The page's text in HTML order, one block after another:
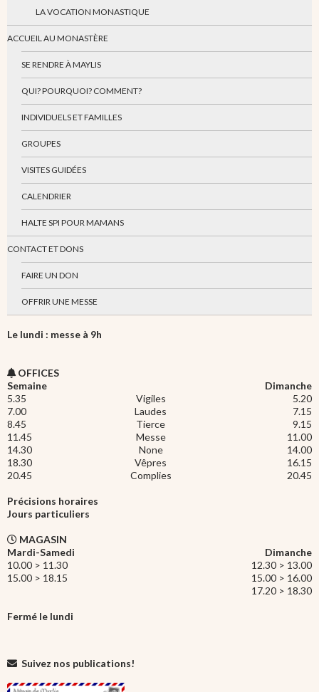
LA VOCATION MONASTIQUE
ACCUEIL AU MONASTÈRE
SE RENDRE À MAYLIS
QUI? POURQUOI? COMMENT?
INDIVIDUELS ET FAMILLES
GROUPES
VISITES GUIDÉES
CALENDRIER
HALTE SPI POUR MAMANS
CONTACT ET DONS
FAIRE UN DON
OFFRIR UNE MESSE
Le lundi : messe à 9h
OFFICES
Semaine
Dimanche
5.35
Vigiles
5.20
7.00
Laudes
7.15
8.45
Tierce
9.15
11.45
Messe
11.00
14.30
None
14.00
18.30
Vêpres
16.15
20.45
Complies 20.45
Précisions horaires
Jours particuliers
MAGASIN
Mardi-Samedi
Dimanche
10.00 > 11.30
12.30 > 13.00
15.00 > 18.15
15.00 > 16.00
17.20 > 18.30
Fermé le lundi
Suivez nos publications!